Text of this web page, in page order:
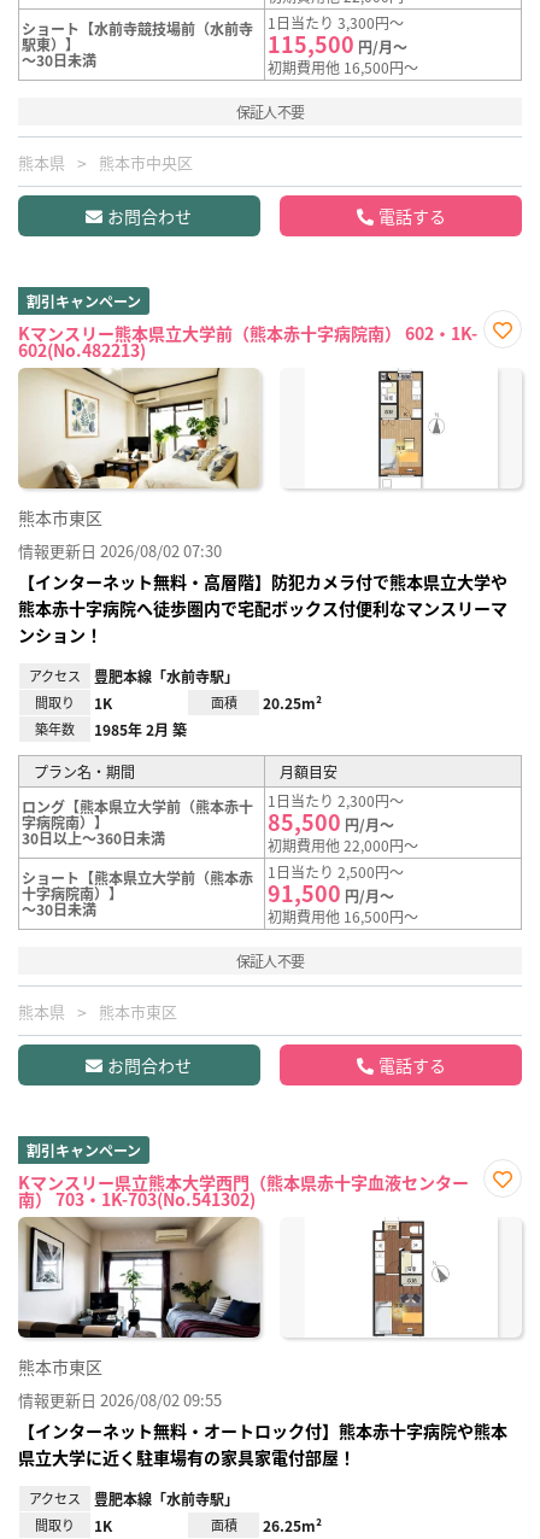
ショート【水前寺競技場前（水前寺
駅東）】
～30日未満
1日当たり 3,300円～
115,500 円/月～
初期費用他 16,500円～
保証人不要
熊本県 熊本市中央区
お問合わせ 電話する
割引キャンペーン
Kマンスリー熊本県立大学前（熊本赤十字病院南） 602・1K-
602(No.482213)
に入
熊本市東区
情報更新日 2026/08/02 07:30
【インターネット無料・高層階】防犯カメラ付で熊本県立大学や
熊本赤十字病院へ徒歩圏内で宅配ボックス付便利なマンスリーマ
ンション！
アクセス 豊肥本線「水前寺駅」
間取り 1K 面積 20.25m²
築年数 1985年 2月 築
プラン名・期間
月額目安
ロング【熊本県立大学前（熊本赤十
字病院南）】
30日以上～360日未満
1日当たり 2,300円～
85,500 円/月～
初期費用他 22,000円～
ショート【熊本県立大学前（熊本赤
十字病院南）】
～30日未満
1日当たり 2,500円～
91,500 円/月～
初期費用他 16,500円～
保証人不要
熊本県 熊本市東区
お問合わせ 電話する
割引キャンペーン
Kマンスリー県立熊本大学西門（熊本県赤十字血液センター
南） 703・1K-703(No.541302)
に入
熊本市東区
情報更新日 2026/08/02 09:55
【インターネット無料・オートロック付】熊本赤十字病院や熊本
県立大学に近く駐車場有の家具家電付部屋！
アクセス 豊肥本線「水前寺駅」
間取り 1K 面積 26.25m²